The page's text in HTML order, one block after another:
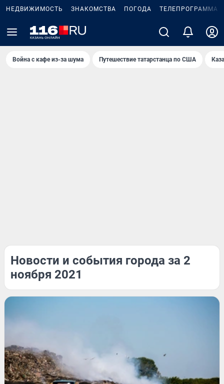
НЕДВИЖИМОСТЬ ЗНАКОМСТВА ПОГОДА ТЕЛЕПРОГРАММА
Война с кафе из-за шума Путешествие татарстанца по США
Новости и события города за 2
ноября 2021